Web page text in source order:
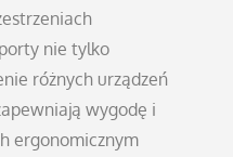
nie tylko
różnych urządzeń
wygodę i
ergonomicznym